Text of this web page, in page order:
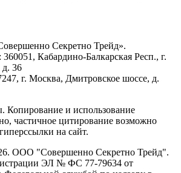
Секретно Трейд».
Кабардино-Балкарская Респ., г.
д. 36
г. Москва, Дмитровское шоссе, д.
Копирование и использование
частичное цитирование возможно
на сайт.
ООО "Совершенно Секретно Трейд".
ЭЛ № ФС 77-79634 от